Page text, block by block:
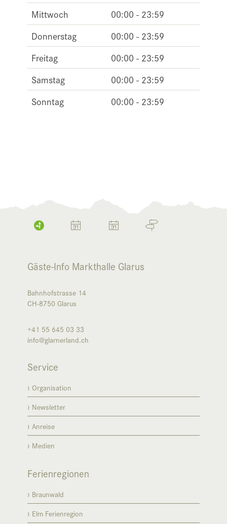
Mittwoch
00:00 - 23:59
Donnerstag
00:00 - 23:59
Freitag
00:00 - 23:59
Samstag
00:00 - 23:59
Sonntag
00:00 - 23:59
Gäste-Info Markthalle Glarus
Bahnhofstrasse 14
CH-8750 Glarus
+41 55 645 03 33
info@glarnerland.ch
Service
Organisation
Newsletter
Anreise
Medien
Ferienregionen
Braunwald
Elm Ferienregion